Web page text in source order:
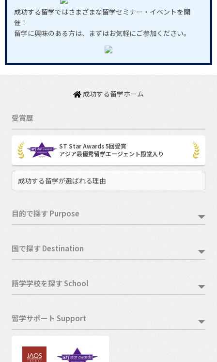
成功する留学ではさまざまな留学セミナー・イベントを開
催！
留学に興味のある方は、まずはお気軽にご参加ください。
成功する留学ホーム
受賞歴
ST Star Awards 5回受賞
アジア最優秀留学エージェント殿堂入り
成功する留学が選ばれる理由
目的で探す Purpose
国で探す Destination
語学学校を探す School
留学サポート Support